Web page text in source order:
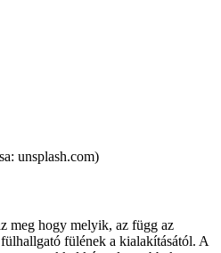
unsplash.com)
meg hogy melyik, az függ az
fülének a kialakításától. A